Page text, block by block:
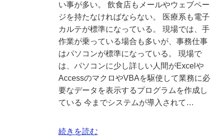
い事が多い。 飲食店もメールやウェブペー
ジを持たなければならない。 医療系も電子
カルテが標準になっている。 現場では、手
作業が乗っている場合も多いが、事務仕事
はパソコンが標準になっている。 現場で
は、パソコンに少し詳しい人間がExcelや
AccessのマクロやVBAを駆使して業務に必
要なデータを表示するプログラムを作成し
ている 今までシステムが導入されて…
続きを読む